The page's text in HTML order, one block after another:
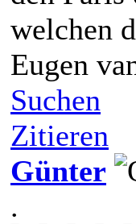
welchen
Eugen
Suchen
Zitieren
Günter
.